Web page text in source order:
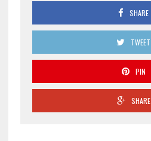
SHARE
TWEET
PIN
SHARE